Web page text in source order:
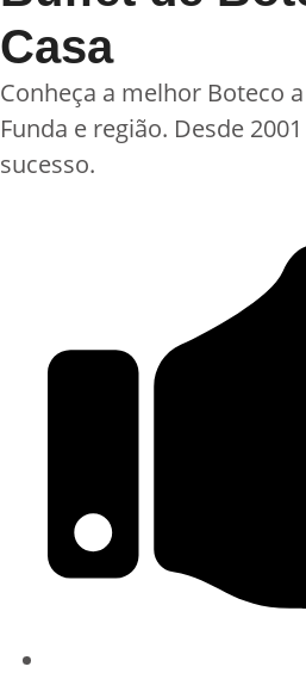
Casa
Conheça a melhor Boteco
Funda e região. Desde
sucesso.